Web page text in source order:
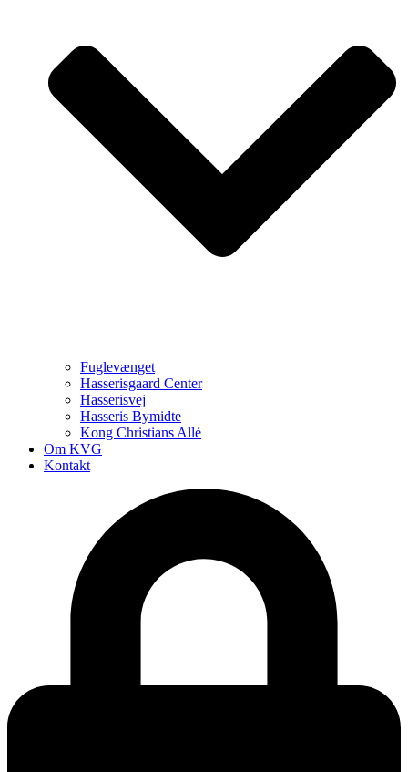
Fuglevænget
Hasserisgaard Center
Hasserisvej
Hasseris Bymidte
Kong Christians Allé
Om KVG
Kontakt